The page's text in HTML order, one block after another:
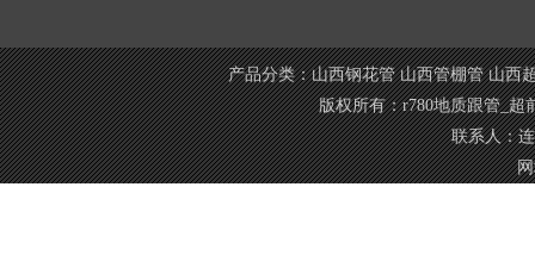
产品分类：山西钢花管 山西管棚管 山西
版权所有：r780地质跟管_
联系人：